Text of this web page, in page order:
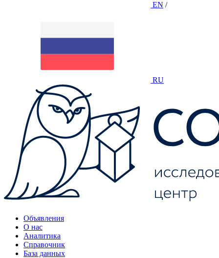
EN /
RU
Объявления
О нас
Аналитика
Справочник
База данных